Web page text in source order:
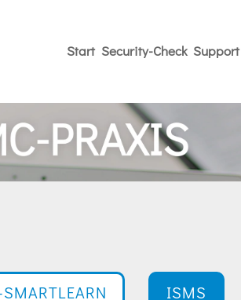
Start Security-Check Support
ISMS